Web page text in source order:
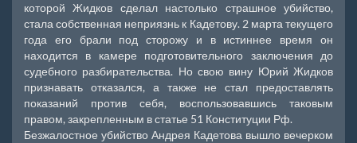
которой Жидков сделал настолько страшное убийство,
стала собственная неприязнь к Кадетову. 2 марта текущего
года его брали под сторожу и в истиннее время он
находится в камере подготовительного заключения до
судебного разбирательства. Но свою вину Юрий Жидков
признавать отказался, а также не стал предоставлять
показаний против себя, воспользовавшись таковым
правом, закрепленным в статье 51 Конституции Рф.
Безжалостное убийство Андрея Кадетова вышло вечерком